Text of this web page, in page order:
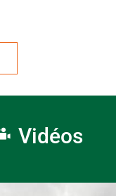
Vidéos